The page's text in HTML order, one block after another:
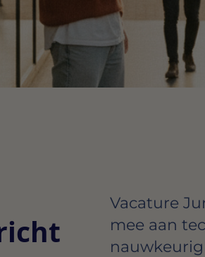
Vacature
mee aan